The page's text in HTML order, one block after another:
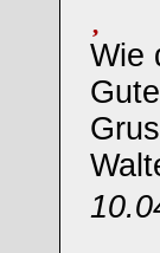
Wie